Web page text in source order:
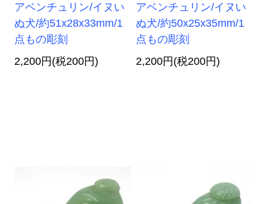
アベンチュリン/イヌい
ぬ犬/約51x28x33mm/1
点もの彫刻
2,200円(税200円)
アベンチュリン/イヌい
ぬ犬/約50x25x35mm/1
点もの彫刻
2,200円(税200円)